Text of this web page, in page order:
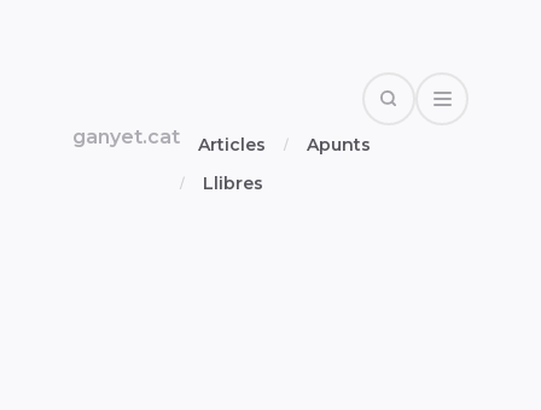
ganyet.cat Articles
Apunts
Llibres
SearchOpen